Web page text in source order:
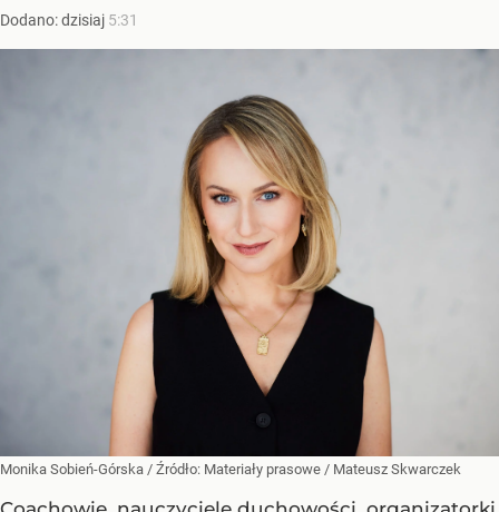
Dodano:dzisiaj 5:31
Monika Sobień-Górska / Źródło: Materiały prasowe / Mateusz Skwarczek